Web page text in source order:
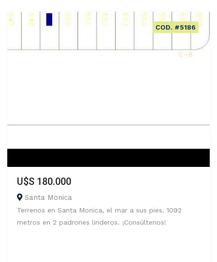
COD. #5186
U$S 180.000
Santa Monica
Terrenos en Santa Monica, el mar a sus pies. 1092
metros en 2 padrones linderos. ¡Consúltenos!